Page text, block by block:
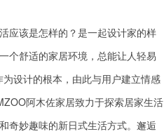
应该是怎样的？是一起设计家的样
个舒适的家居环境，总能让人轻易
设计的根本，由此与用户建立情感
阿木佐家居致力于探索居家生活
奇妙趣味的新日式生活方式。邂逅